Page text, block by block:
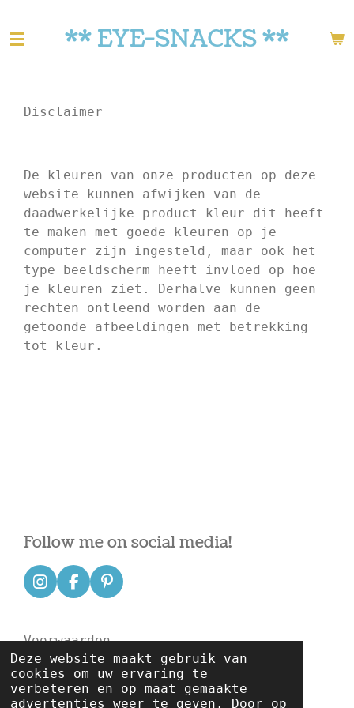
Deze website maakt gebruik van
cookies om uw ervaring te
verbeteren en op maat gemaakte
advertenties weer te geven. Door op
direct
** EYE-SNACKS **
Disclaimer
De kleuren van onze producten op deze
website kunnen afwijken van de
daadwerkelijke product kleur dit heeft
te maken met goede kleuren op je
computer zijn ingesteld, maar ook het
type beeldscherm heeft invloed op hoe
je kleuren ziet. Derhalve kunnen geen
rechten ontleend worden aan de
getoonde afbeeldingen met betrekking
tot kleur.
Follow me on social media!
I
n
g
r
a
F
a
o
o
k
P
i
r
e
s
Voorwaarden
Disclaimer